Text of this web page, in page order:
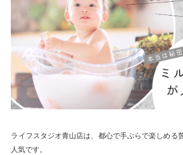
ライフスタジオ青山店は、都心で手ぶらで楽しめる
人気です。